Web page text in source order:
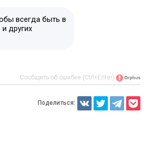
всегда быть в
других
Сообщить об ошибке (Ctrl+Enter)
Поделиться: